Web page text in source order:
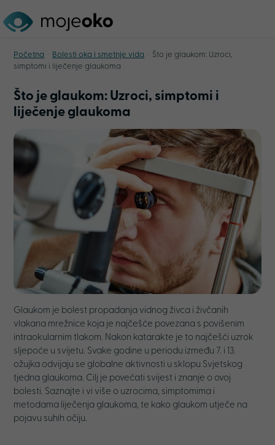
Početna Bolesti oka i smetnje vida
Što je glaukom: Uzroci,
simptomi i liječenje glaukoma
Što je glaukom: Uzroci, simptomi i
liječenje glaukoma
Glaukom je bolest propadanja vidnog živca i živčanih
vlakana mrežnice koja je najčešće povezana s povišenim
intraokularnim tlakom. Nakon katarakte je to najčešći uzrok
sljepoće u svijetu. Svake godine u periodu između 7. i 13.
ožujka odvijaju se globalne aktivnosti u sklopu Svjetskog
tjedna glaukoma. Cilj je povećati svijest i znanje o ovoj
bolesti. Saznajte i vi više o uzrocima, simptomima i
metodama liječenja glaukoma, te kako glaukom utječe na
pojavu suhih očiju.